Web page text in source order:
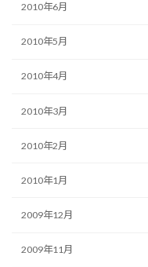
2010年6月
2010年5月
2010年4月
2010年3月
2010年2月
2010年1月
2009年12月
2009年11月